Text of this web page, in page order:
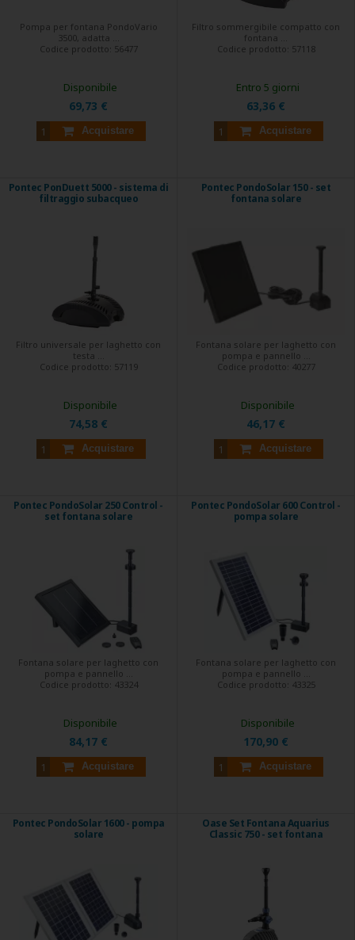
Pompa per fontana PondoVario
3500, adatta ...
Codice prodotto: 56477
69,73 €
Acquistare
Disponibile
Filtro sommergibile compatto con
fontana ...
Codice prodotto: 57118
63,36 €
Acquistare
Entro 5 giorni
Pontec PonDuett 5000 - sistema di
filtraggio subacqueo
Filtro universale per laghetto con
testa ...
Codice prodotto: 57119
74,58 €
Acquistare
Disponibile
Pontec PondoSolar 150 - set
fontana solare
Fontana solare per laghetto con
pompa e pannello ...
Codice prodotto: 40277
46,17 €
Acquistare
Disponibile
Pontec PondoSolar 250 Control -
set fontana solare
Fontana solare per laghetto con
pompa e pannello ...
Codice prodotto: 43324
84,17 €
Acquistare
Disponibile
Pontec PondoSolar 600 Control -
pompa solare
Fontana solare per laghetto con
pompa e pannello ...
Codice prodotto: 43325
170,90 €
Acquistare
Disponibile
Pontec PondoSolar 1600 - pompa
solare
Oase Set Fontana Aquarius
Classic 750 - set fontana